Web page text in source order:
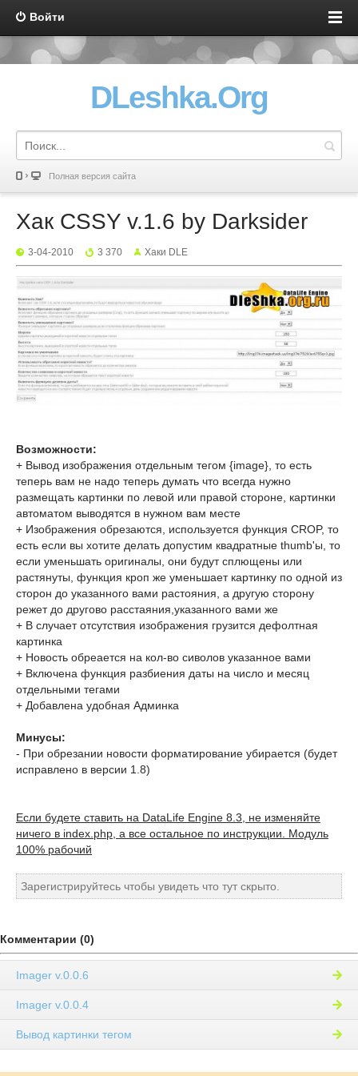
Войти
DLeshka.Org
Полная версия сайта
Хак CSSY v.1.6 by Darksider
3-04-2010 3 370 Хаки DLE
Возможности:
+ Вывод изображения отдельным тегом {image}, то есть
теперь вам не надо теперь думать что всегда нужно
размещать картинки по левой или правой стороне, картинки
автоматом выводятся в нужном вам месте
+ Изображения обрезаются, используется функция CROP, то
есть если вы хотите делать допустим квадратные thumb'ы, то
если уменьшать оригиналы, они будут сплющены или
растянуты, функция кроп же уменьшает картинку по одной из
сторон до указанного вами растояния, а другую сторону
режет до другово расстаяния,указанного вами же
+ В случает отсутствия изображения грузится дефолтная
картинка
+ Новость обреается на кол-во сиволов указанное вами
+ Включена функция разбиения даты на число и месяц
отдельными тегами
+ Добавлена удобная Админка
Минусы:
- При обрезании новости форматирование убирается (будет
исправлено в версии 1.8)
Если будете ставить на DataLife Engine 8.3, не изменяйте
ничего в index.php, а все остальное по инструкции. Модуль
100% рабочий
Зарегистрируйтесь чтобы увидеть что тут скрыто.
Комментарии (0)
Imager v.0.0.6
Imager v.0.0.4
Вывод картинки тегом